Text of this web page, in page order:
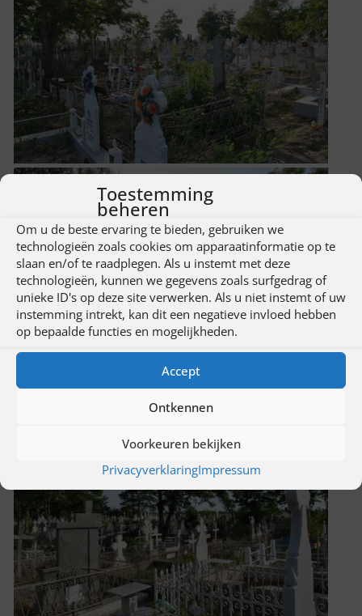
Toestemming
beheren
Om u de beste ervaring te bieden, gebruiken we
technologieën zoals cookies om apparaatinformatie op te
slaan en/of te raadplegen. Als u instemt met deze
technologieën, kunnen we gegevens zoals surfgedrag of
unieke ID's op deze site verwerken. Als u niet instemt of uw
instemming intrekt, kan dit een negatieve invloed hebben
op bepaalde functies en mogelijkheden.
Accept
Ontkennen
Voorkeuren bekijken
PrivacyverklaringImpressum